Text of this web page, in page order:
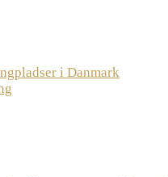
i Danmark